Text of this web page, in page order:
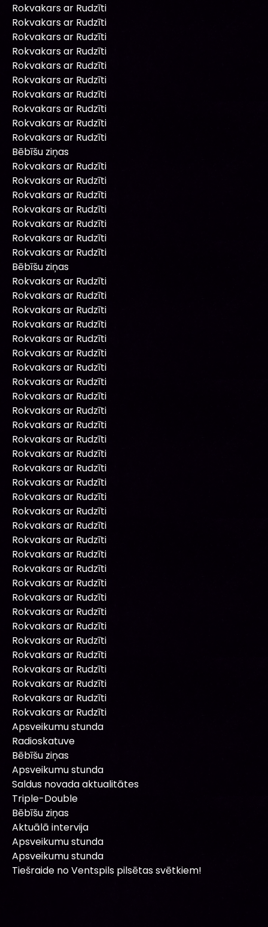
Rokvakars ar Rudzīti
Rokvakars ar Rudzīti
Rokvakars ar Rudzīti
Rokvakars ar Rudzīti
Rokvakars ar Rudzīti
Rokvakars ar Rudzīti
Rokvakars ar Rudzīti
Rokvakars ar Rudzīti
Rokvakars ar Rudzīti
Rokvakars ar Rudzīti
Bēbīšu ziņas
Rokvakars ar Rudzīti
Rokvakars ar Rudzīti
Rokvakars ar Rudzīti
Rokvakars ar Rudzīti
Rokvakars ar Rudzīti
Rokvakars ar Rudzīti
Rokvakars ar Rudzīti
Bēbīšu ziņas
Rokvakars ar Rudzīti
Rokvakars ar Rudzīti
Rokvakars ar Rudzīti
Rokvakars ar Rudzīti
Rokvakars ar Rudzīti
Rokvakars ar Rudzīti
Rokvakars ar Rudzīti
Rokvakars ar Rudzīti
Rokvakars ar Rudzīti
Rokvakars ar Rudzīti
Rokvakars ar Rudzīti
Rokvakars ar Rudzīti
Rokvakars ar Rudzīti
Rokvakars ar Rudzīti
Rokvakars ar Rudzīti
Rokvakars ar Rudzīti
Rokvakars ar Rudzīti
Rokvakars ar Rudzīti
Rokvakars ar Rudzīti
Rokvakars ar Rudzīti
Rokvakars ar Rudzīti
Rokvakars ar Rudzīti
Rokvakars ar Rudzīti
Rokvakars ar Rudzīti
Rokvakars ar Rudzīti
Rokvakars ar Rudzīti
Rokvakars ar Rudzīti
Rokvakars ar Rudzīti
Rokvakars ar Rudzīti
Rokvakars ar Rudzīti
Rokvakars ar Rudzīti
Apsveikumu stunda
Radioskatuve
Bēbīšu ziņas
Apsveikumu stunda
Saldus novada aktualitātes
Triple-Double
Bēbīšu ziņas
Aktuālā intervija
Apsveikumu stunda
Apsveikumu stunda
Tiešraide no Ventspils pilsētas svētkiem!